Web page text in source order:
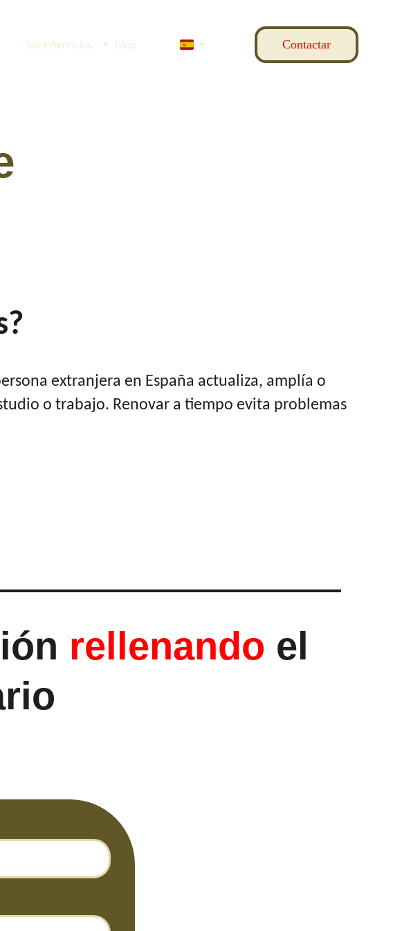
InicioServicios Blog Contactar
extranjera en España actualiza, amplía o
o trabajo. Renovar a tiempo evita problemas
rellenando el